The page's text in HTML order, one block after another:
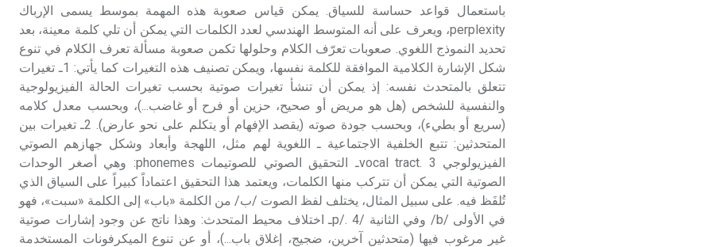
باستعمال قواعد حساسة للسياق. يمكن قياس صعوبة هذه المهمة بموسط يسمى الإرباك
perplexity، ويعرف على أنه المتوسط الهندسي لعدد الكلمات التي يمكن أن تلي كلمة معينة، بعد
تحديد النموذج اللغوي. صعوبات تعرّف الكلام وحلولها تكمن صعوبة مسألة تعرف الكلام في تنوع
شكل الإشارة الكلامية الموافقة للكلمة نفسها، ويمكن تصنيف هذه التغيرات كما يأتي: 1ـ تغيرات
تتعلق بالمتحدث نفسه: إذ يمكن أن تنشأ تغيرات صوتية بحسب تغيرات الحالة الفيزيولوجية
والنفسية للشخص (هل هو مريض أو صحيح، حزين أو فرح أو غاضب...)، وبحسب معدل كلامه
(سريع أو بطيء)، وبحسب جودة صوته (يقصد الإفهام أو يتكلم على نحو عارض). 2ـ تغيرات بين
المتحدثين: تتبع الخلفية الاجتماعية ـ اللغوية لهم مثل، اللهجة وأبعاد وشكل جهازهم الصوتي
الفيزيولوجي vocal tract. 3ـ التحقيق الصوتي للصوتيمات phonemes: وهي أصغر الوحدات
الصوتية التي يمكن أن تتركب منها الكلمات، ويعتمد هذا التحقيق اعتماداً كبيراً على السياق الذي
تُلفَظ فيه. على سبيل المثال، يختلف لفظ الصوت /ب/ من الكلمة «باب» إلى الكلمة «سبت»، فهو
في الأولى /b/ وفي الثانية /p/. 4ـ اختلاف محيط المتحدث: وهذا ناتج عن وجود إشارات صوتية
غير مرغوب فيها (متحدثين آخرين، ضجيج، إغلاق باب...)، أو عن تنوع الميكرفونات المستخدمة